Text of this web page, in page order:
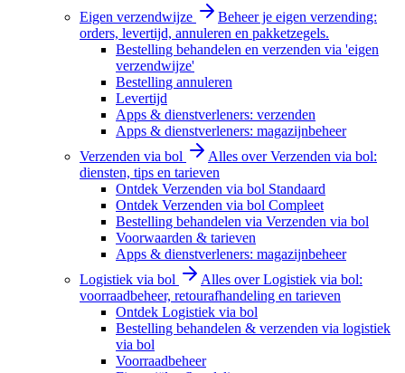
Eigen verzendwijze
Beheer je eigen verzending:
orders, levertijd, annuleren en pakketzegels.
Bestelling behandelen en verzenden via 'eigen
verzendwijze'
Bestelling annuleren
Levertijd
Apps & dienstverleners: verzenden
Apps & dienstverleners: magazijnbeheer
Verzenden via bol
Alles over Verzenden via bol:
diensten, tips en tarieven
Ontdek Verzenden via bol Standaard
Ontdek Verzenden via bol Compleet
Bestelling behandelen via Verzenden via bol
Voorwaarden & tarieven
Apps & dienstverleners: magazijnbeheer
Logistiek via bol
Alles over Logistiek via bol:
voorraadbeheer, retourafhandeling en tarieven
Ontdek Logistiek via bol
Bestelling behandelen & verzenden via logistiek
via bol
Voorraadbeheer